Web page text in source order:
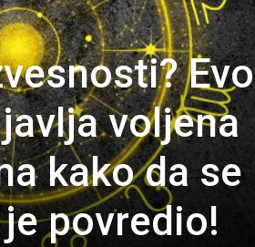
Evo
voljena
kako da se
povredio!